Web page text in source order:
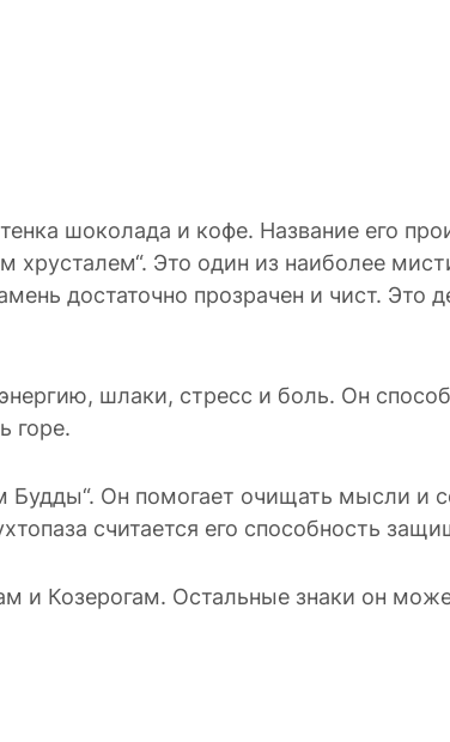
шоколада и кофе. Название его
Это один из наиболее
достаточно прозрачен и чист.
шлаки, стресс и боль. Он
горе.
Он помогает очищать мысли и
считается его способность
и Козерогам. Остальные знаки он